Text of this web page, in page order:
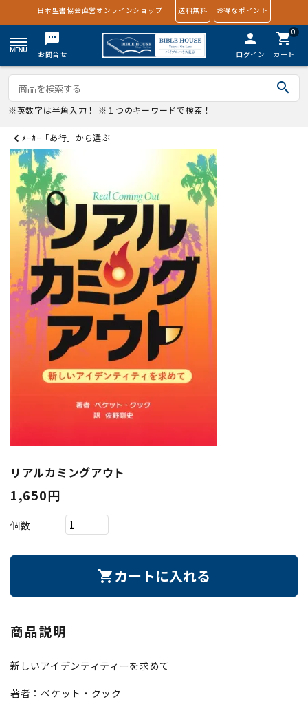
日本聖書協会直営オンラインショップ 送料無料 お得なポイント
textsms
お問合せ
person
ログイン
0
shopping_cart
カート
search
※英数字は半角入力！ ※１つのキーワードで検索！
ﾒｰｶｰ「あ行」から選ぶ
リアルカミングアウト
1,650円
個数
shopping_cart カートに入れる
商品説明
新しいアイデンティティーを求めて
著者：ベケット・クック